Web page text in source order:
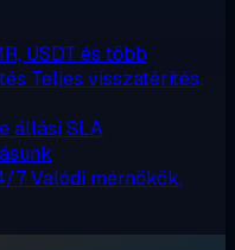
USDT és több
Teljes visszatérítés,
állási SLA
7Valódi mérnökök,